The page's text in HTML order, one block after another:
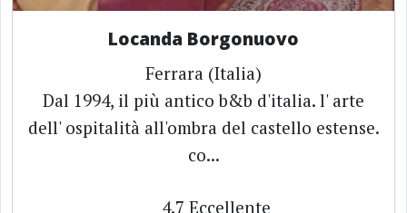
Locanda Borgonuovo
Ferrara (Italia)
Dal 1994, il più antico b&b d'italia. l' arte
dell' ospitalità all'ombra del castello estense.
co...
4.7 Eccellente